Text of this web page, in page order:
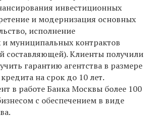
инвестиционных
и модернизация основных
исполнение
и муниципальных контрактов
составляющей). Клиенты получили
гарантию агентства в размере
на срок до 10 лет.
в работе Банка Москвы более 100
с обеспечением в виде